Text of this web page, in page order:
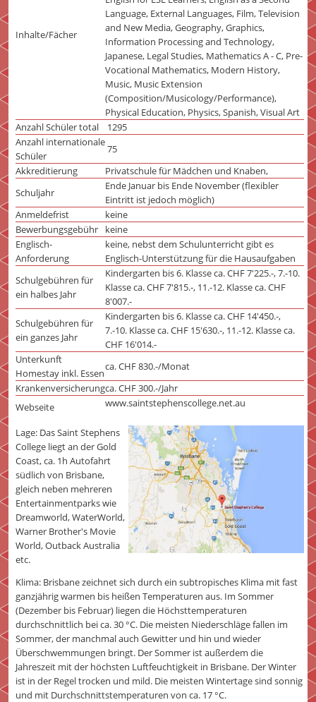
Inhalte/Fächer
Language, External Languages, Film, Television
and New Media, Geography, Graphics,
Information Processing and Technology,
Japanese, Legal Studies, Mathematics A - C, Pre-
Vocational Mathematics, Modern History,
Music, Music Extension
(Composition/Musicology/Performance),
Physical Education, Physics, Spanish, Visual Art
Anzahl Schüler total
1295
Anzahl internationale
Schüler
75
Akkreditierung
Privatschule für Mädchen und Knaben,
Schuljahr
Ende Januar bis Ende November (flexibler
Eintritt ist jedoch möglich)
Anmeldefrist
keine
Bewerbungsgebühr
keine
Englisch-
Anforderung
keine, nebst dem Schulunterricht gibt es
Englisch-Unterstützung für die Hausaufgaben
Schulgebühren für
ein halbes Jahr
Kindergarten bis 6. Klasse ca. CHF 7'225.-, 7.-10.
Klasse ca. CHF 7'815.-, 11.-12. Klasse ca. CHF
8'007.-
Schulgebühren für
ein ganzes Jahr
Kindergarten bis 6. Klasse ca. CHF 14'450.-,
7.-10. Klasse ca. CHF 15'630.-, 11.-12. Klasse ca.
CHF 16'014.-
Unterkunft
Homestay inkl. Essen
ca. CHF 830.-/Monat
Krankenversicherungca. CHF 300.-/Jahr
Webseite
www.saintstephenscollege.net.au
Lage: Das Saint Stephens
College liegt an der Gold
Coast, ca. 1h Autofahrt
südlich von Brisbane,
gleich neben mehreren
Entertainmentparks wie
Dreamworld, WaterWorld,
Warner Brother's Movie
World, Outback Australia
etc.
Klima: Brisbane zeichnet sich durch ein subtropisches Klima mit fast
ganzjährig warmen bis heißen Temperaturen aus. Im Sommer
(Dezember bis Februar) liegen die Höchsttemperaturen
durchschnittlich bei ca. 30 °C. Die meisten Niederschläge fallen im
Sommer, der manchmal auch Gewitter und hin und wieder
Überschwemmungen bringt. Der Sommer ist außerdem die
Jahreszeit mit der höchsten Luftfeuchtigkeit in Brisbane. Der Winter
ist in der Regel trocken und mild. Die meisten Wintertage sind sonnig
und mit Durchschnittstemperaturen von ca. 17 °C.